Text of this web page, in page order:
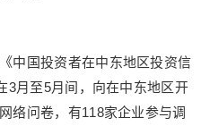
中国投资者在中东地区投资信
3月至5月间，向在中东地区开
络问卷，有118家企业参与调